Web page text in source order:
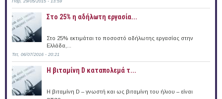
Στο 25% η αδήλωτη εργασία...
Στο 25% εκτιμάται το ποσοστό αδήλωτης εργασίας στην
Ελλάδα,...
Τετ, 06/07/2016 - 20:21
Η βιταμίνη D καταπολεμά τ...
Η βιταμίνη D – γνωστή και ως βιταμίνη του ήλιου – είναι